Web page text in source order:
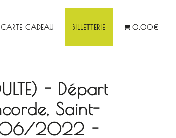
CARTE CADEAU BILLETTERIE 0,00€
- Départ
Saint-
06/2022 -